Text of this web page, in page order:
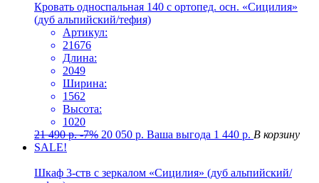
Кровать односпальная 140 с ортопед. осн. «Сицилия»
(дуб альпийский/тефия)
Артикул:
21676
Длина:
2049
Ширина:
1562
Высота:
1020
21 490р. -7% 20 050 р. Ваша выгода 1 440 р. В корзину
SALE!
Шкаф 3-ств с зеркалом «Сицилия» (дуб альпийский/